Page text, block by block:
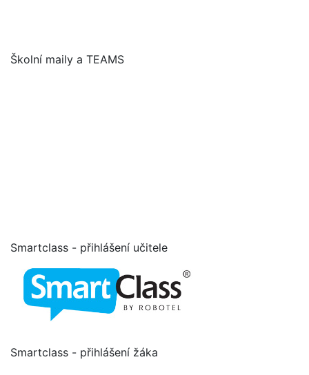
Školní maily a TEAMS
Smartclass - přihlášení učitele
Smartclass - přihlášení žáka